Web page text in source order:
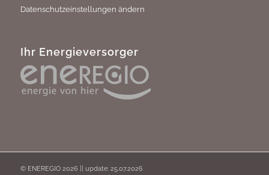
Datenschutzeinstellungen ändern
Ihr Energieversorger
© ENEREGIO 2026 || update: 25.07.2026